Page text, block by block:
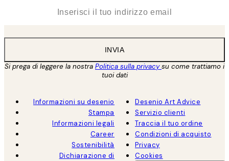
INVIA
Si prega di leggere la nostra Politica sulla privacysu come trattiamo i
tuoi dati
Informazioni su desenio
Stampa
Informazioni legali
Career
Sostenibilità
Dichiarazione di
Desenio Art Advice
Servizio clienti
Traccia il tuo ordine
Condizioni di acquisto
Privacy
Cookies